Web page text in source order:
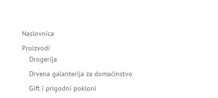
Naslovnica
Proizvodi
Drogerija
Drvena galanterija za domaćinstvo
Gift i prigodni pokloni